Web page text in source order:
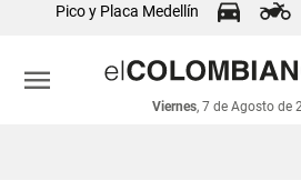
económicos
Colombia
Pico y Placa Medellín
Viernes, 7 de Agosto de
menu